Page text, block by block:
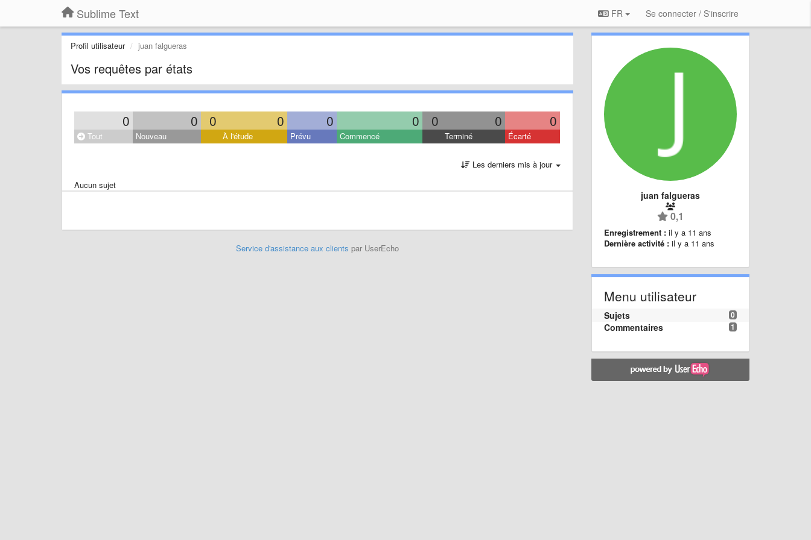
Sublime Text FR Se connecter / S'inscrire
Profil utilisateur juan falgueras
Vos requêtes par états
0 0 0 0 0 0 0 0 0
Tout Nouveau À l'étude Prévu Commencé Terminé Écarté
Les derniers mis à jour
Aucun sujet
Service d'assistance aux clients par UserEcho
juan falgueras
0,1
Enregistrement : il y a 11 ans
Dernière activité : il y a 11 ans
Menu utilisateur
0
Sujets
1
Commentaires